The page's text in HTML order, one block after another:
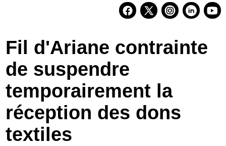
Economie
Services
Contacts
Fil d'Ariane contrainte
de suspendre
temporairement la
réception des dons
textiles